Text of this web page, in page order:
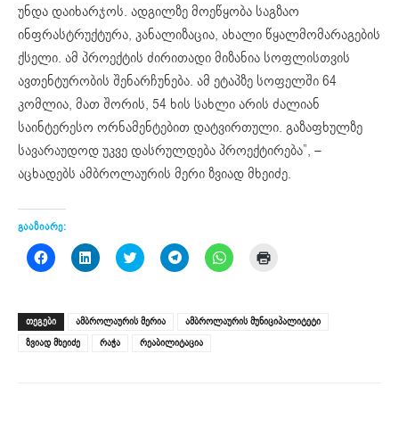
უნდა დაიხარჯოს. ადგილზე მოეწყობა საგზაო
ინფრასტრუქტურა, კანალიზაცია, ახალი წყალმომარაგების
ქსელი. ამ პროექტის ძირითადი მიზანია სოფლისთვის
ავთენტურობის შენარჩუნება. ამ ეტაპზე სოფელში 64
კომლია, მათ შორის, 54 ხის სახლი არის ძალიან
საინტერესო ორნამენტებით დატვირთული. გაზაფხულზე
სავარაუდოდ უკვე დასრულდება პროექტირება”, –
აცხადებს ამბროლაურის მერი ზვიად მხეიძე.
გააზიარე:
Click
to
(Opens
in
new
window)
Click
to
(Opens
in
new
window)
Click
to
(Opens
in
new
window)
Click
to
(Opens
in
new
window)
Click
to
(Opens
in
new
window)
ᲗᲔᲒᲔᲑᲘ ამბროლაურის მერია
ამბროლაურის მუნიციპალიტეტი
ზვიად მხეიძე
რაჭა რეაბილიტაცია